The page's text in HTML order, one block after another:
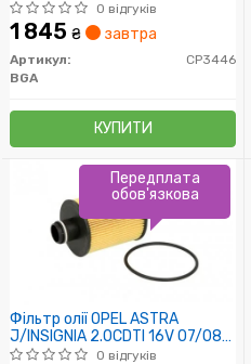
0 відгуків
1 845 ₴ завтра
Артикул:
CP3446
BGA
КУПИТИ
Фільтр олії OPEL ASTRA
J/INSIGNIA 2.0CDTI 16V 07/08-;
SAAB 9-5 2.0 TID 05/10-
0 відгуків
Передплата
обов'язкова